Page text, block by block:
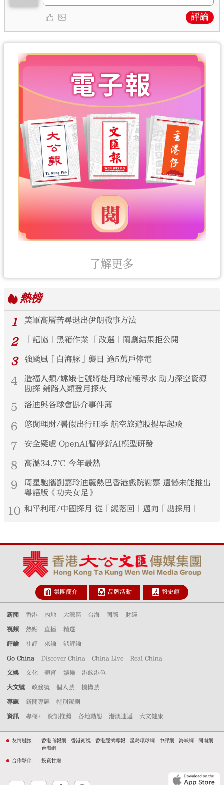
評論
了解更多
熱榜
1
美軍高層苦尋退出伊朗戰事方法
2 「記協」黑箱作業 「改選」鬧劇結果拒公開
3 強颱風「白海豚」襲日 逾5萬戶停電
4
造福人類/嫦娥七號將赴月球南極尋水 助力深空資源
勘探 鋪路人類登月探火
5 洛迪與各球會斟介事件簿
6 悠閒理財/暑假出行旺季 航空旅遊股提早起飛
7 安全疑慮 OpenAI暫停新AI模型研發
8 高溫34.7℃ 今年最熱
9
周星馳攜劉嘉玲迪麗熱巴香港戲院謝票 遺憾未能推出
粵語版《功夫女足》
10 和平利用/中國探月 從「繞落回」邁向「勘採用」
集團簡介 品牌活動 報史館
新聞 香港 內地 大灣區 台海 國際 財經
視頻 熱點 直播 精選
評論 社評 來論 港評論
Go China Discover China China Live Real China
文娛 文化 體育 娛樂 港飲港色
大文號 政務號 個人號 機構號
專題 新聞專題 特別策劃
資訊 專欄+ 資訊推薦 各地動態 港澳速遞 大文健康
友情鏈接： 香港商報網 香港衛視 香港經濟導報 星島環球網 中評網 海峽網
閩南網
台海網
合作夥伴： 投資甘肅